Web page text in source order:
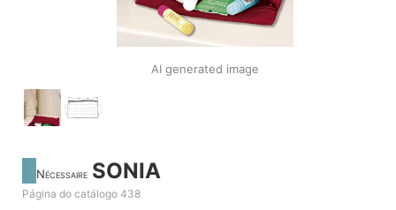
AI generated image
Nécessaire SONIA
Página do catálogo 438